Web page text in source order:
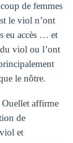
de femmes
le viol n’ont
eu accès … et
viol ou l’ont
le nôtre.
affirme
de
et